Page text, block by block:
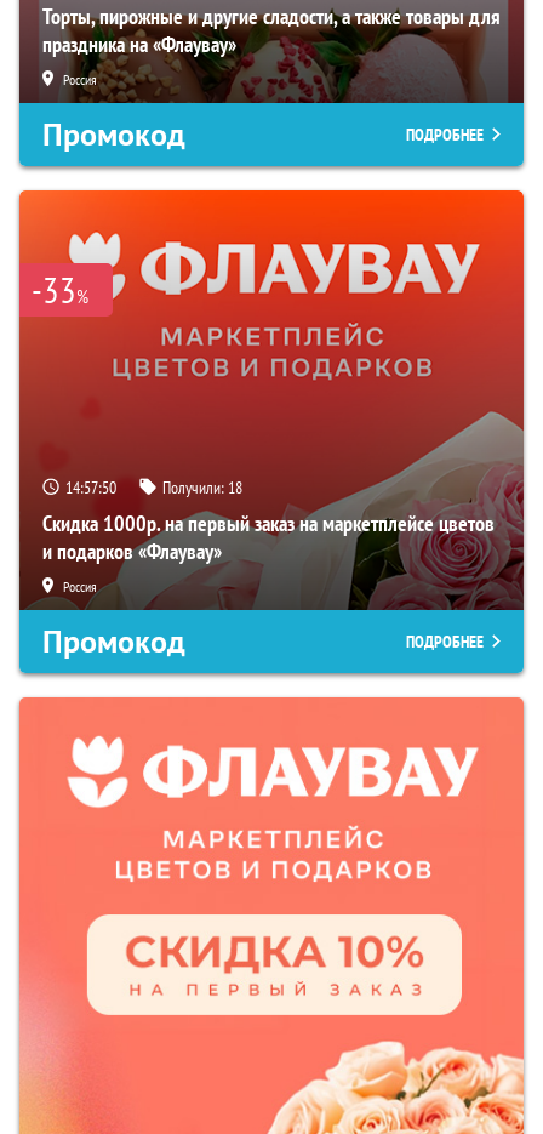
Торты, пирожные и другие сладости, а также товары для
праздника на «Флаувау»
Россия
Промокод ПОДРОБНЕЕ
-33%
14:57:49 Получили: 18
Скидка 1000р. на первый заказ на маркетплейсе цветов
и подарков «Флаувау»
Россия
Промокод ПОДРОБНЕЕ